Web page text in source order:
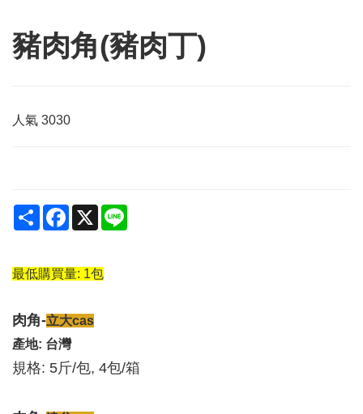
豬肉角(豬肉丁)
人氣 3030
Share Facebook
X
最低購買量: 1包
肉角-立大cas
產地: 台灣
規格: 5斤/包, 4包/箱